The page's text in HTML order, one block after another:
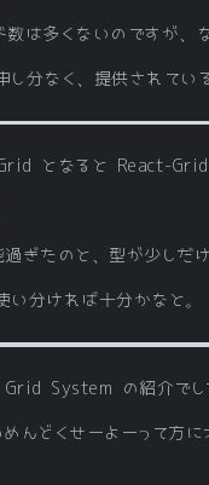
数は多くないのですが、
し分なく、提供されて
となると React-
過ぎたのと、型が少しだ
い分ければ十分かなと。
System の紹介でし
んどくせーよーって方に